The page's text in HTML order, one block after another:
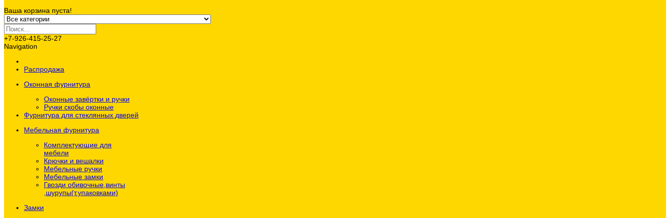
Ваша корзина пуста!
+7-926-415-25-27
Navigation
Распродажа
Оконная фурнитура
Оконные завёртки и ручки
Ручки скобы оконные
Фурнитура для стеклянных дверей
Мебельная фурнитура
Комплектующие для
мебели
Крючки и вешалки
Мебельные ручки
Мебельные замки
Гвозди обивочные,винты
,шурупы(т.упаковками)
Замки